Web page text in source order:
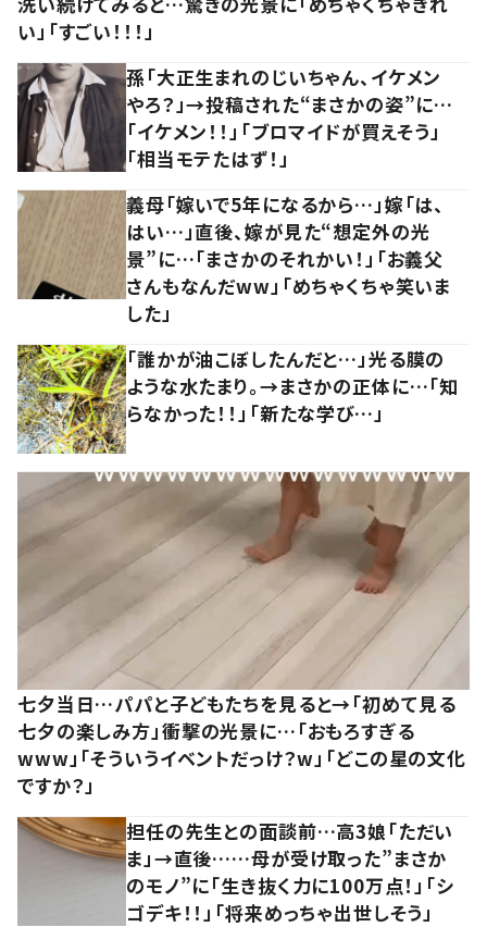
い」「すごい！！！」
孫「大正生まれのじいちゃん、イケメン
やろ？」→投稿された“まさかの姿”に…
「イケメン！！」「ブロマイドが買えそう」
「相当モテたはず！」
義母「嫁いで5年になるから…」嫁「は、
はい…」直後、嫁が見た“想定外の光
景”に…「まさかのそれかい！」「お義父
さんもなんだww」「めちゃくちゃ笑いま
した」
「誰かが油こぼしたんだと…」光る膜の
ような水たまり。→まさかの正体に…「知
らなかった！！」「新たな学び…」
七夕当日…パパと子どもたちを見ると→「初めて見る
七夕の楽しみ方」衝撃の光景に…「おもろすぎる
www」「そういうイベントだっけ？w」「どこの星の文化
ですか？」
担任の先生との面談前…高3娘「ただい
ま」→直後……母が受け取った”まさか
のモノ”に「生き抜く力に100万点！」「シ
ゴデキ！！」「将来めっちゃ出世しそう」